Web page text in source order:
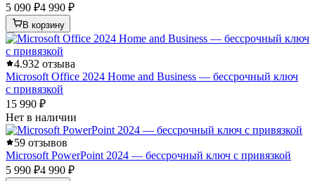
5 090 ₽4 990 ₽
В корзину
4.932 отзыва
Microsoft Office 2024 Home and Business — бессрочный ключ
с привязкой
15 990 ₽
Нет в наличии
59 отзывов
Microsoft PowerPoint 2024 — бессрочный ключ с привязкой
5 990 ₽4 990 ₽